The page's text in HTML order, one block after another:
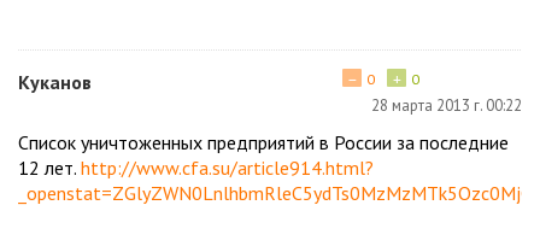
Куканов + 0
− 0
28 марта 2013 г. 00:22
Список уничтоженных предприятий в России за последние
12 лет. http://www.cfa.su/article914.html?